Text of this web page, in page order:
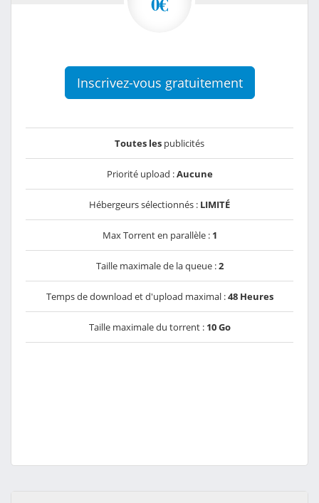
Inscrivez-vous gratuitement
Toutes les publicités
Priorité upload :Aucune
Hébergeurs sélectionnés : LIMITÉ
Max Torrent en parallèle : 1
Taille maximale de la queue :2
Temps de download et d'upload maximal :48 Heures
Taille maximale du torrent : 10 Go